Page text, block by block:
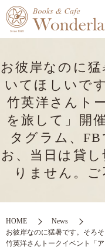
お彼岸なのに
いてほしいで
竹英洋さんト
を旅して」開
タグラム、
お、当日は貸
りません。
HOME
News
お彼岸なのに猛暑です。そろ
竹英洋さんトークイベント「